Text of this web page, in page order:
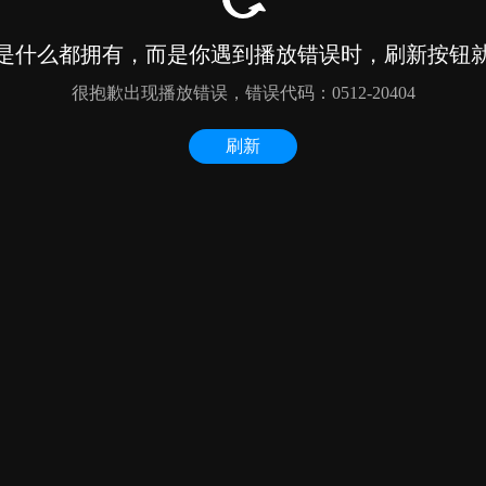
什么都拥有，而是你遇到播放错误时，刷新按钮
很抱歉出现播放错误，错误代码：0512-20404
刷新